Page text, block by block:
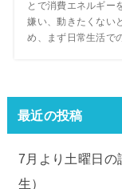
とで消費エネルギー
嫌い、動きたくない
め、まず日常生活で
最近の投稿
7月より土曜日の
生）